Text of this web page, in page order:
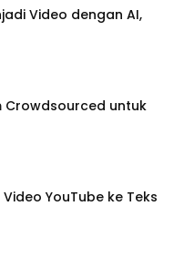
Video dengan AI,
Crowdsourced untuk
YouTube ke Teks